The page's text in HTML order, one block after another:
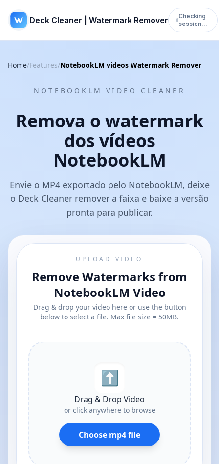
Deck Cleaner | Watermark Remover
Checking
session…
Home/Features/NotebookLM videos Watermark Remover
NOTEBOOKLM VIDEO CLEANER
Remova o watermark
dos vídeos
NotebookLM
Envie o MP4 exportado pelo NotebookLM, deixe
o Deck Cleaner remover a faixa e baixe a versão
pronta para publicar.
UPLOAD VIDEO
Remove Watermarks from
NotebookLM Video
Drag & drop your video here or use the button
below to select a file. Max file size = 50MB.
⬆︎
Drag & Drop Video
or click anywhere to browse
Choose mp4 file